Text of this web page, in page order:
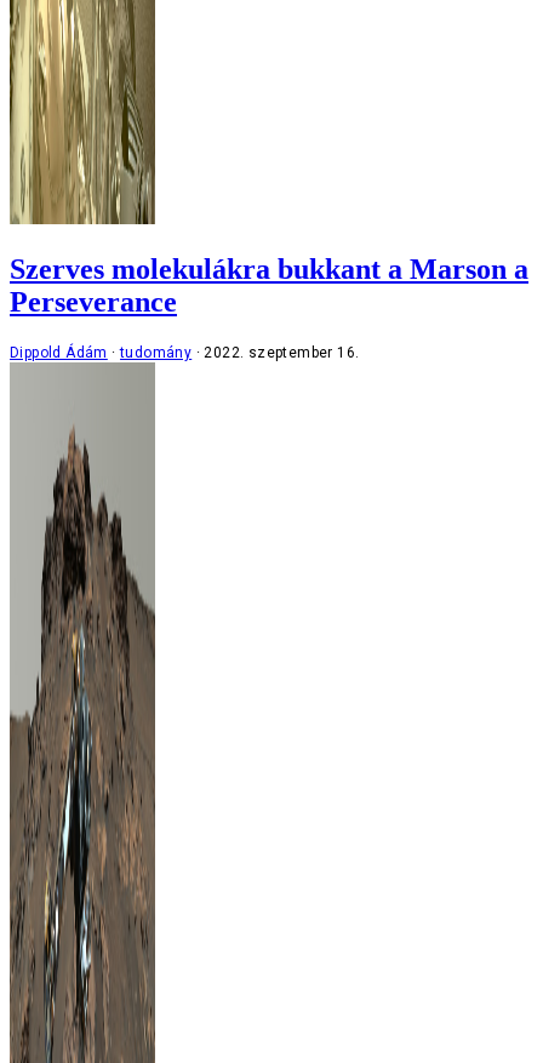
Szerves molekulákra bukkant a Marson a
Perseverance
Dippold Ádám tudomány 2022. szeptember 16.